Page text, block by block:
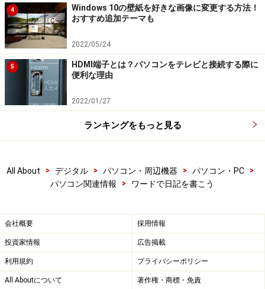
4
Windows 10の壁紙を好きな画像に変更する方法！
おすすめ追加テーマも
2022/05/24
5
HDMI端子とは？パソコンをテレビと接続する際に
便利な理由
2022/01/27
ランキングをもっと見る
All About > デジタル > パソコン・周辺機器 > パソコン・PC
>
パソコン関連情報
> ワードで日記を書こう
会社概要 採用情報
投資家情報 広告掲載
利用規約 プライバシーポリシー
All Aboutについて 著作権・商標・免責